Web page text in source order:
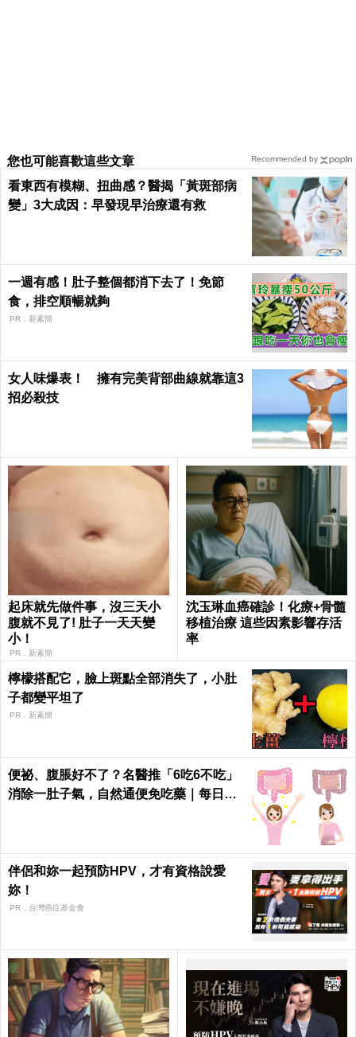
您也可能喜歡這些文章
看東西有模糊、扭曲感？醫揭「黃斑部病
變」3大成因：早發現早治療還有救
一週有感！肚子整個都消下去了！免節
食，排空順暢就夠
PR．新素簡
女人味爆表！ 擁有完美背部曲線就靠這3
招必殺技
起床就先做件事，沒三天小
腹就不見了! 肚子一天天變
小！
PR．新素簡
沈玉琳血癌確診！化療+骨髓
移植治療 這些因素影響存活
率
檸檬搭配它，臉上斑點全部消失了，小肚
子都變平坦了
PR．新素簡
便祕、腹脹好不了？名醫推「6吃6不吃」
消除一肚子氣，自然通便免吃藥｜每日健
伴侶和妳一起預防HPV，才有資格說愛
妳！
PR．台灣癌症基金會
Recommended by